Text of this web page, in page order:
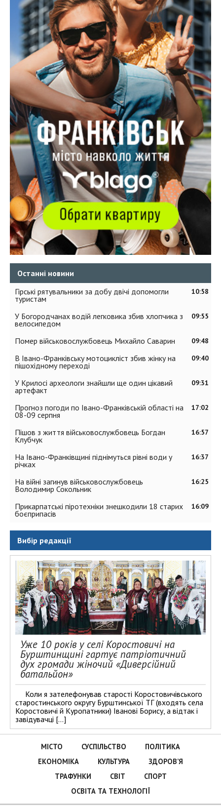
Останні новини
10:58
Гірські рятувальники за добу двічі допомогли
туристам
09:55
У Богородчанах водій легковика збив хлопчика з
велосипедом
09:48
Помер військовослужбовець Михайло Саварин
09:40
В Івано-Франківську мотоцикліст збив жінку на
пішохідному переході
09:31
У Крилосі археологи знайшли ще один цікавий
артефакт
17:02
Прогноз погоди по Івано-Франківській області на
08-09 серпня
16:57
Пішов з життя військовослужбовець Богдан
Клубчук
16:37
На Івано-Франківщині піднімуться рівні води у
річках
16:25
На війні загинув військовослужбовець
Володимир Сокольник
16:09
Прикарпатські піротехніки знешкодили 18 старих
боєприпасів
Вибір редакції
Уже 10 років у селі Коростовичі на
Бурштинщині гартує патріотичний
дух громади жіночий «Диверсійний
батальйон»
Коли я зателефонував старості Коростовичівського
старостинського округу Бурштинської ТГ (входять села
Коростовичі й Куропатники) Іванові Борису, а відтак і
завідувачці […]
МІСТО СУСПІЛЬСТВО
ПОЛІТИКА
ЕКОНОМІКА
КУЛЬТУРА
ЗДОРОВ’Я
ТРАФУНКИ
СВІТ
СПОРТ
ОСВІТА ТА ТЕХНОЛОГІЇ